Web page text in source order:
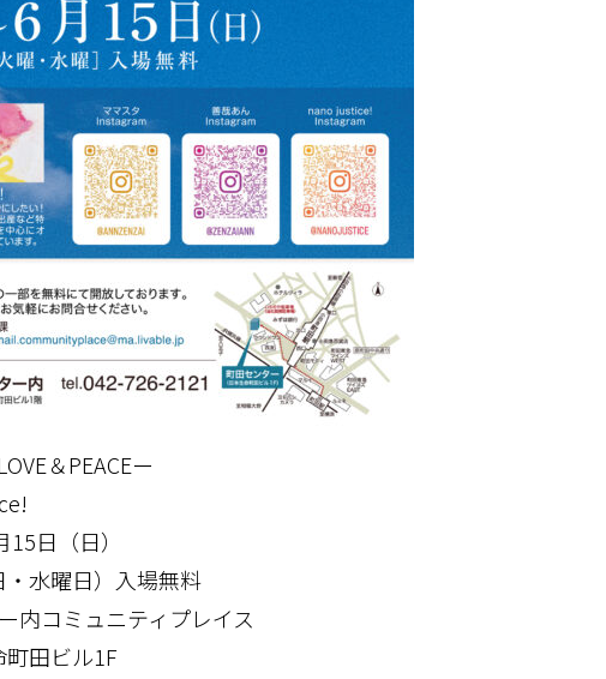
＆PEACEー
日（日）
水曜日）入場無料
コミュニティプレイス
田ビル1F